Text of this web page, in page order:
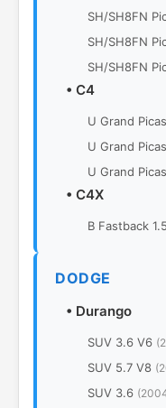
SH/SH8FN
SH/SH8FN
SH/SH8FN
• C4
U Grand
U Grand
U Grand
• C4X
B Fastback
DODGE
• Durango
SUV 3.6 V6
SUV 5.7 V8
SUV 3.6